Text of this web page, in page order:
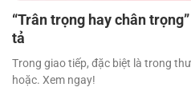
“Trân trọng hay chân
tả
Trong giao tiếp, đặc biệt là trong
hoặc. Xem ngay!